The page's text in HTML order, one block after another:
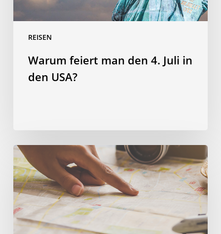
REISEN
Warum feiert man den 4. Juli in
den USA?
Clever
investieren:
Vier
Wege
bei
deiner
Sprachreise